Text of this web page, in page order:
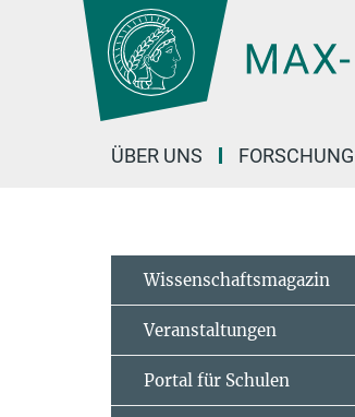
Hauptinhalt
ÜBER UNS FORSCHUNG
Wissenschaftsmagazin
Veranstaltungen
Portal für Schulen